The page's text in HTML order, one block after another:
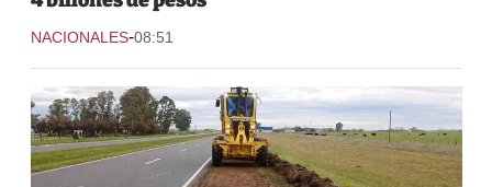
NACIONALES-08:51